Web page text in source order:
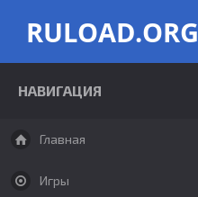
RULOAD.ORG
НАВИГАЦИЯ
Главная
Игры